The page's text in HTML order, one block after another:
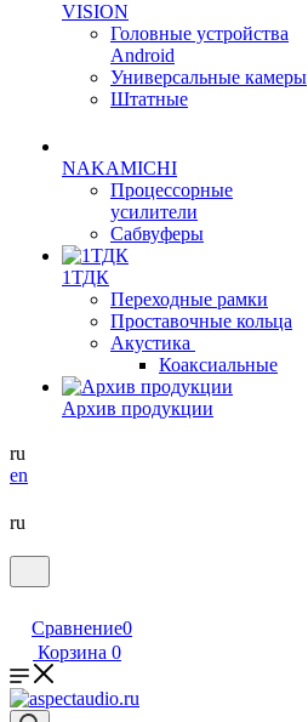
VISION
Головные устройства
Android
Универсальные камеры
Штатные
NAKAMICHI
Процессорные
усилители
Сабвуферы
1ТДК
Переходные рамки
Проставочные кольца
Акустика
Коаксиальные
Архив продукции
ru
en
ru
Сравнение0
Корзина 0